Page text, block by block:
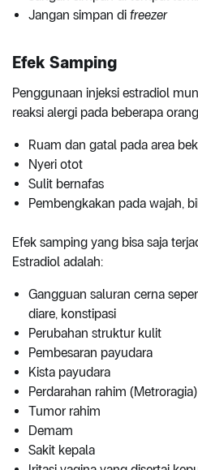
Jangan simpan di freezer
Efek Samping
Penggunaan injeksi estradiol
reaksi alergi pada beberapa
Ruam dan gatal pada area
Nyeri otot
Sulit bernafas
Pembengkakan pada wajah,
Efek samping yang bisa saja
Estradiol adalah:
Gangguan saluran cerna
diare, konstipasi
Perubahan struktur kulit
Pembesaran payudara
Kista payudara
Perdarahan rahim (Metroragia)
Tumor rahim
Demam
Sakit kepala